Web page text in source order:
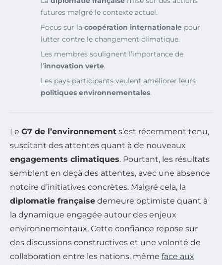
futures malgré le contexte actuel.
Focus sur la coopération internationale pour
lutter contre le changement climatique.
Les membres soulignent l’importance de
l’innovation verte.
Les pays participants veulent améliorer leurs
politiques environnementales.
Le G7 de l’environnement s’est récemment tenu,
suscitant des attentes quant à de nouveaux
engagements climatiques. Pourtant, les résultats
semblent en deçà des attentes, avec une absence
notoire d’initiatives concrètes. Malgré cela, la
diplomatie française demeure optimiste quant à
la dynamique engagée autour des enjeux
environnementaux. Cette confiance repose sur
des discussions constructives et une volonté de
collaboration entre les nations, même face aux